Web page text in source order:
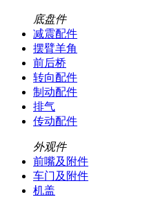
底盘件
减震配件
摆臂羊角
前后桥
转向配件
制动配件
排气
传动配件
外观件
前嘴及附件
车门及附件
机盖